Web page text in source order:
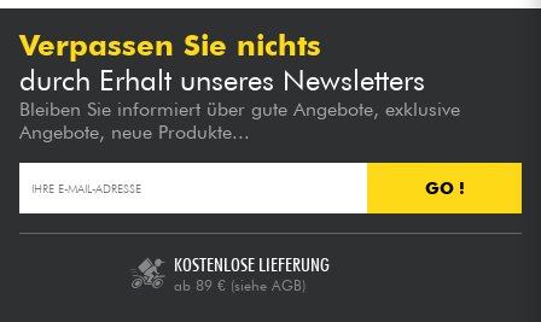
Verpassen Sie nichts
durch Erhalt unseres Newsletters
Bleiben Sie informiert über gute Angebote, exklusive
Angebote, neue Produkte...
GO !
KOSTENLOSE LIEFERUNG
ab 89 € (siehe AGB)